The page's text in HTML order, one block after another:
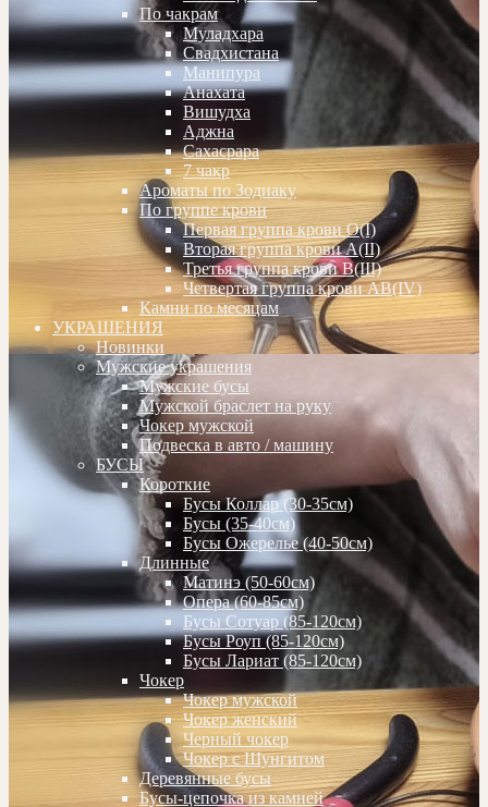
По чакрам
Муладхара
Свадхистана
Манипура
Анахата
Вишудха
Аджна
Сахасрара
7 чакр
Ароматы по Зодиаку
По группе крови
Первая группа крови О(I)
Вторая группа крови А(II)
Третья группа крови В(III)
Четвертая группа крови АВ(IV)
Камни по месяцам
УКРАШЕНИЯ
Новинки
Мужские украшения
Мужские бусы
Мужской браслет на руку
Чокер мужской
Подвеска в авто / машину
БУСЫ
Короткие
Бусы Коллар (30-35см)
Бусы (35-40см)
Бусы Ожерелье (40-50см)
Длинные
Матинэ (50-60см)
Опера (60-85см)
Бусы Сотуар (85-120см)
Бусы Роуп (85-120см)
Бусы Лариат (85-120см)
Чокер
Чокер мужской
Чокер женский
Черный чокер
Чокер с Шунгитом
Деревянные бусы
Бусы-цепочка из камней